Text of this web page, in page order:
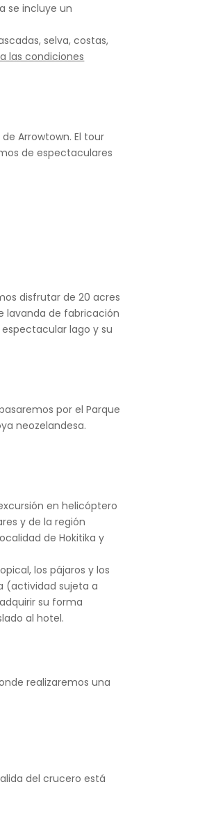
se incluye un
selva, costas,
las condiciones
Arrowtown. El tour
de espectaculares
disfrutar de 20 acres
lavanda de fabricación
lago y su
por el Parque
neozelandesa.
en helicóptero
y de la región
de Hokitika y
los pájaros y los
(actividad sujeta a
su forma
al hotel.
realizaremos una
del crucero está